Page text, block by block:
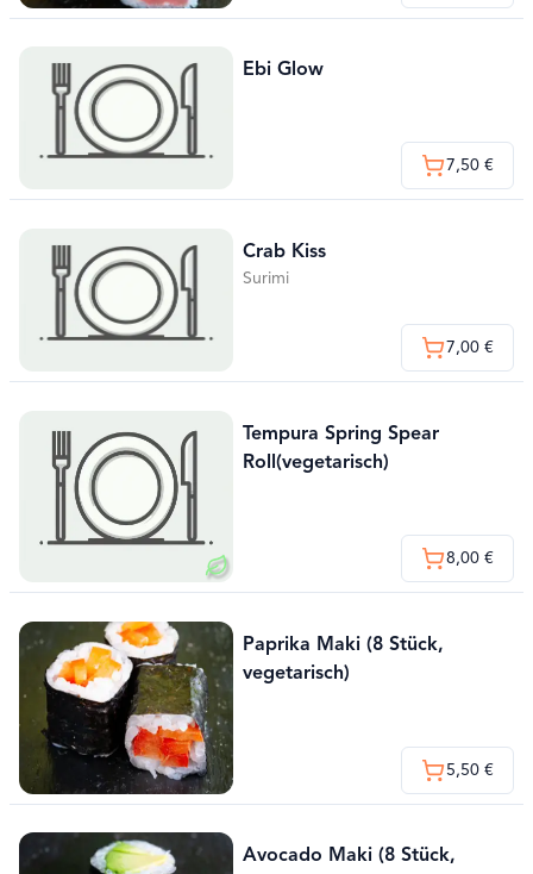
Ebi Glow
7,50 €
Crab Kiss
Surimi
7,00 €
Tempura Spring Spear
Roll(vegetarisch)
8,00 €
Paprika Maki (8 Stück,
vegetarisch)
5,50 €
Avocado Maki (8 Stück,